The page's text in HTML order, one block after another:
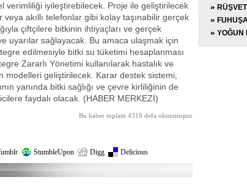
verimliliği iyileştirebilecek. Proje ile geliştirilecek
akıllı telefonlar gibi kolay taşınabilir gerçek
çiftçilere bitkinin ihtiyaçları ve gerçek
uyarılar sağlayacak. Bu amaca ulaşmak için
edilmesiyle bitki su tüketimi hesaplanması
Zararlı Yönetimi kullanılarak hastalık ve
modelleri geliştirilecek. Karar destek sistemi,
yanında bitki sağlığı ve çevre kirliliğinin de
faydalı olacak. (HABER MERKEZİ)
Bu haber toplam 4316 defa okunmuştur
StumbleUpon Digg Delicious
GÖZALTI
YOĞUN